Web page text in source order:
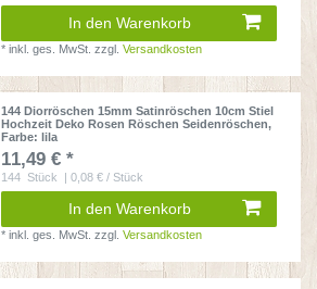
In den Warenkorb
*inkl. ges. MwSt. zzgl.Versandkosten
144 Diorröschen 15mm Satinröschen 10cm Stiel
Hochzeit Deko Rosen Röschen Seidenröschen,
Farbe: lila
11,49 € *
144 Stück | 0,08 € / Stück
In den Warenkorb
*inkl. ges. MwSt. zzgl.Versandkosten